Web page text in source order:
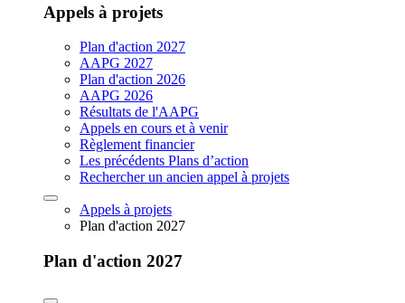
Appels à projets
Plan d'action 2027
AAPG 2027
Plan d'action 2026
AAPG 2026
Résultats de l'AAPG
Appels en cours et à venir
Règlement financier
Les précédents Plans d’action
Rechercher un ancien appel à projets
Appels à projets
Plan d'action 2027
Plan d'action 2027